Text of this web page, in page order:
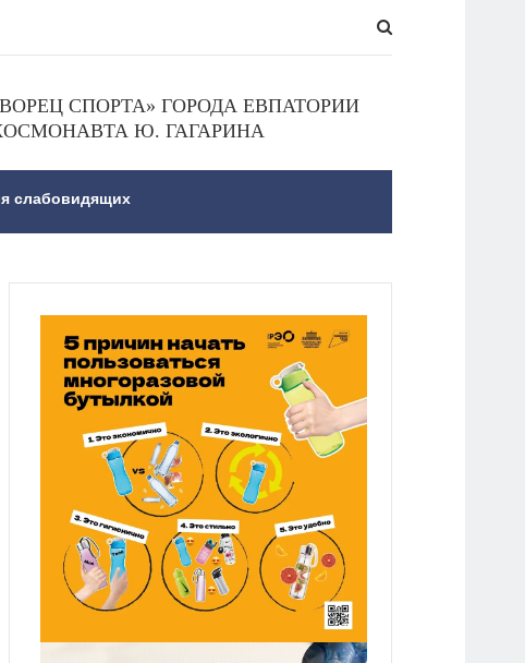
СПОРТА» ГОРОДА ЕВПАТОРИИ
Ю. ГАГАРИНА
слабовидящих